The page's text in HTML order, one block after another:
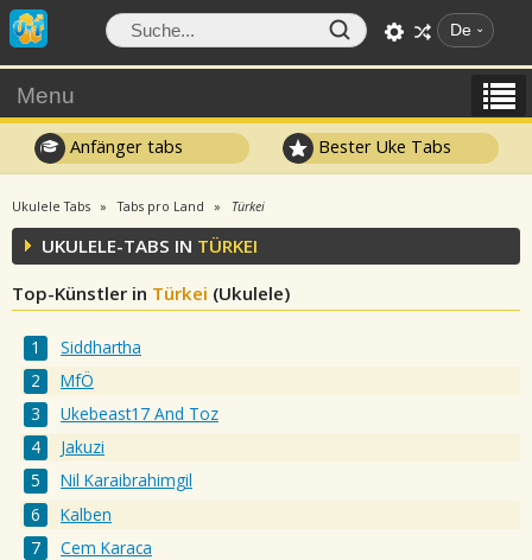
De
Menu
Anfänger tabs Bester Uke Tabs
Ukulele Tabs Tabs pro Land Türkei
UKULELE-TABS IN TÜRKEI
Top-Künstler in Türkei (Ukulele)
Siddhartha
MfÖ
Ukebeast17 And Toz
Jakuzi
Nil Karaibrahimgil
Kalben
Cem Karaca